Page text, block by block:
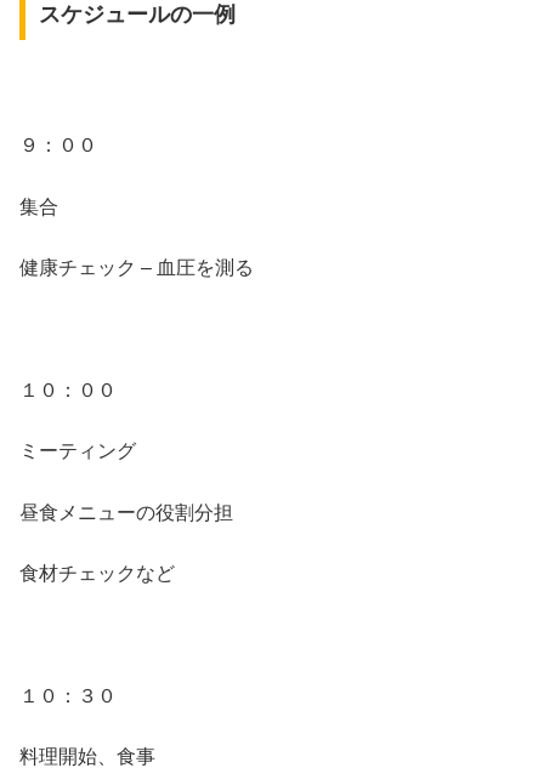
スケジュールの一例
９：００
集合
健康チェック – 血圧を測る
１０：００
ミーティング
昼食メニューの役割分担
食材チェックなど
１０：３０
料理開始、食事